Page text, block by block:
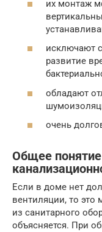
их монтаж
исключают
развитие
обладают
очень
Общее
Если в доме нет
вентиляции, то это
из санитарного
объясняется. При